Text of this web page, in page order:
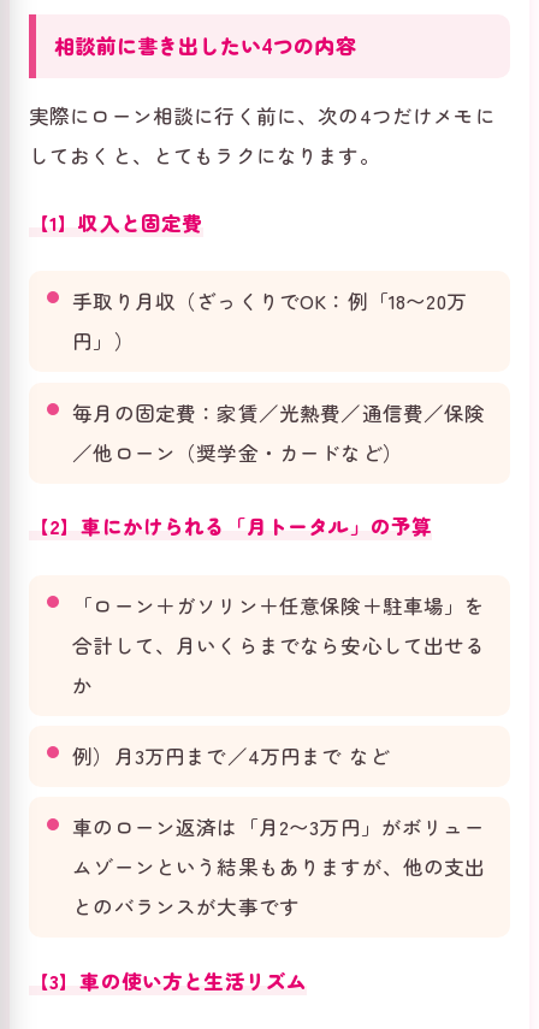
相談前に書き出したい4つの内容
実際にローン相談に行く前に、次の4つだけメモに
しておくと、とてもラクになります。
【1】収入と固定費
手取り月収（ざっくりでOK：例「18〜20万
円」）
毎月の固定費：家賃／光熱費／通信費／保険
／他ローン（奨学金・カードなど）
【2】車にかけられる「月トータル」の予算
「ローン＋ガソリン＋任意保険＋駐車場」を
合計して、月いくらまでなら安心して出せる
か
例）月3万円まで／4万円まで など
車のローン返済は「月2〜3万円」がボリュー
ムゾーンという結果もありますが、他の支出
とのバランスが大事です
【3】車の使い方と生活リズム